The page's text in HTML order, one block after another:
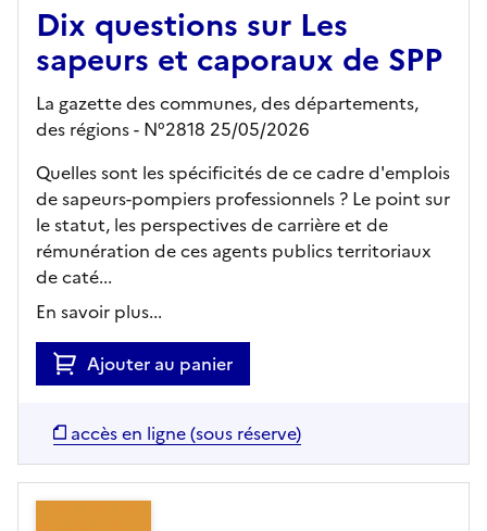
Dix questions sur Les
sapeurs et caporaux de SPP
La gazette des communes, des départements,
des régions - N°2818 25/05/2026
Quelles sont les spécificités de ce cadre d'emplois
de sapeurs-pompiers professionnels ? Le point sur
le statut, les perspectives de carrière et de
rémunération de ces agents publics territoriaux
de caté...
En savoir plus...
Ajouter au panier
accès en ligne (sous réserve)